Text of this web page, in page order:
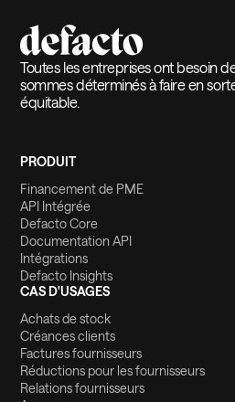
Toutes les entreprises ont besoin
sommes déterminés à faire en
équitable.
PRODUIT
Financement de PME
API Intégrée
Defacto Core
Documentation API
Intégrations
Defacto Insights
CAS D'USAGES
Achats de stock
Créances clients
Factures fournisseurs
Réductions pour les fournisseurs
Relations fournisseurs